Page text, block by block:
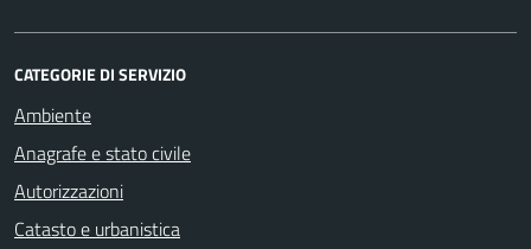
CATEGORIE DI SERVIZIO
Ambiente
Anagrafe e stato civile
Autorizzazioni
Catasto e urbanistica